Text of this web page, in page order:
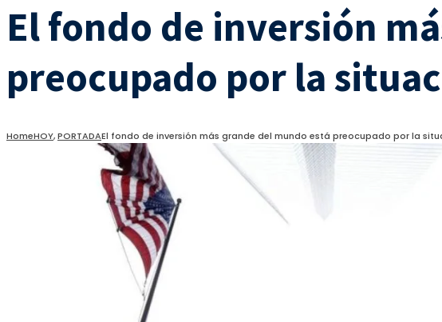
El fondo de inversión
preocupado por la
HomeHOY,PORTADAEl fondo de inversión más grande del mundo está preocupado por la